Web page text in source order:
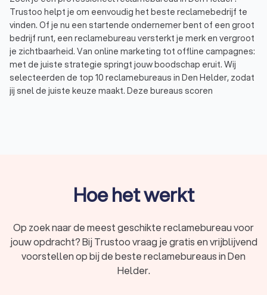
Trustoo helpt je om eenvoudig het beste reclamebedrijf te
vinden. Of je nu een startende ondernemer bent of een groot
bedrijf runt, een reclamebureau versterkt je merk en vergroot
je zichtbaarheid. Van online marketing tot offline campagnes:
met de juiste strategie springt jouw boodschap eruit. Wij
selecteerden de top 10 reclamebureaus in Den Helder, zodat
jij snel de juiste keuze maakt. Deze bureaus scoren
reclamecampagnes uit voor bedrijven en organisaties. Wil je
een nieuw product lanceren, je naamsbekendheid vergroten
reclamebureau je met de juiste strategie. De beste bureaus
in Den Helder combineren creativiteit met data en
technologie om effectieve campagnes te ontwikkelen.
Hoe het werkt
Op zoek naar de meest geschikte reclamebureau voor
jouw opdracht? Bij Trustoo vraag je gratis en vrijblijvend
voorstellen op bij de beste reclamebureaus in Den
Helder.